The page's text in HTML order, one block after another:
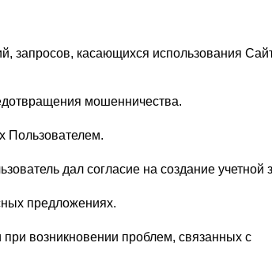
запросов, касающихся использования
мошенничества.
Пользователем.
дал согласие на создание учетной
предложениях.
возникновении проблем, связанных с